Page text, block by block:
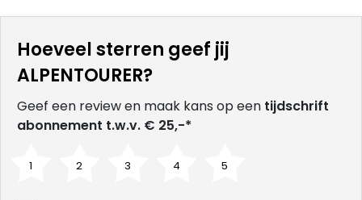
Hoeveel sterren geef jij
ALPENTOURER?
Geef een review en maak kans op een tijdschrift
abonnement t.w.v. € 25,-*
5
4
3
2
1